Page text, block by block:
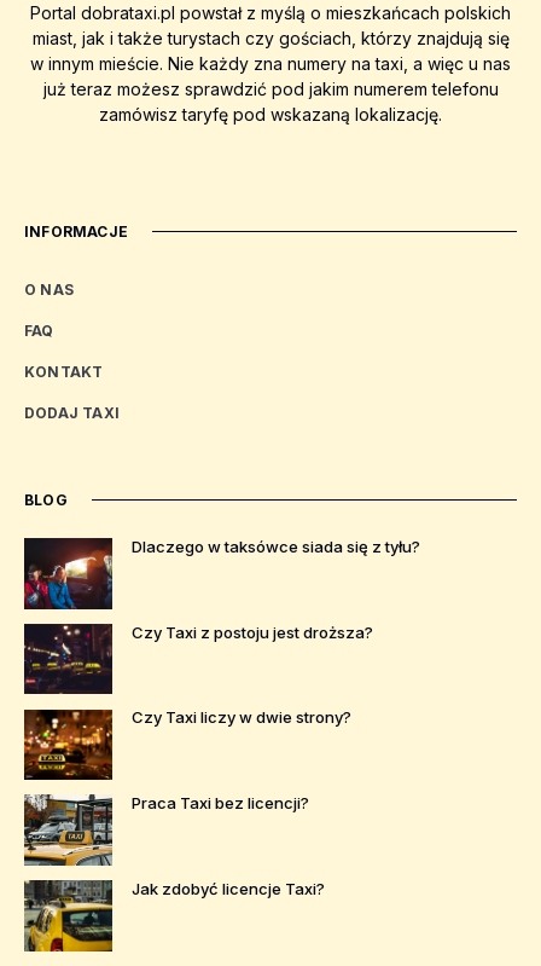
Portal dobrataxi.pl powstał z myślą o mieszkańcach polskich
miast, jak i także turystach czy gościach, którzy znajdują się
w innym mieście. Nie każdy zna numery na taxi, a więc u nas
już teraz możesz sprawdzić pod jakim numerem telefonu
zamówisz taryfę pod wskazaną lokalizację.
INFORMACJE
O NAS
FAQ
KONTAKT
DODAJ TAXI
BLOG
Dlaczego w taksówce siada się z tyłu?
Czy Taxi z postoju jest droższa?
Czy Taxi liczy w dwie strony?
Praca Taxi bez licencji?
Jak zdobyć licencje Taxi?